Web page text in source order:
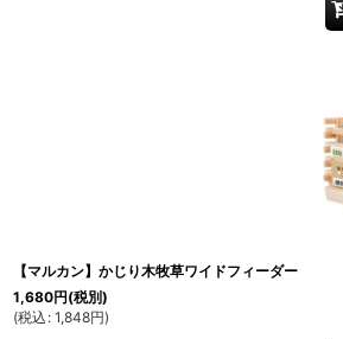
【マルカン】かじり木牧草ワイドフィーダー
1,680円(税別)
(税込 : 1,848円)